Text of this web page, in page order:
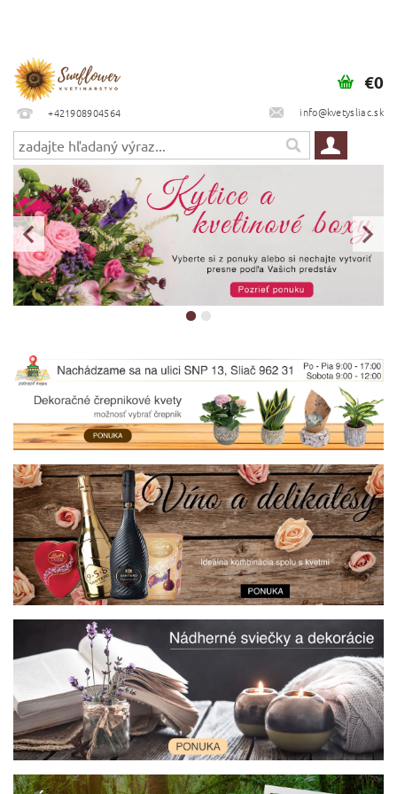
+421908904564 info@kvetysliac.sk
€0